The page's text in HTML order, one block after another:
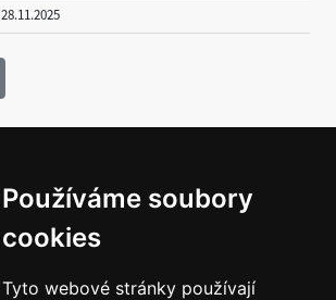
Používáme soubory
cookies
Tyto webové stránky používají
28.11.2025